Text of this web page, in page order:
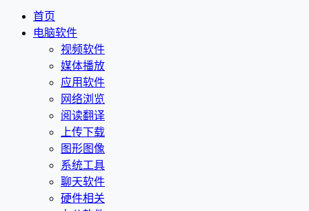
首页
电脑软件
视频软件
媒体播放
应用软件
网络浏览
阅读翻译
上传下载
图形图像
系统工具
聊天软件
硬件相关